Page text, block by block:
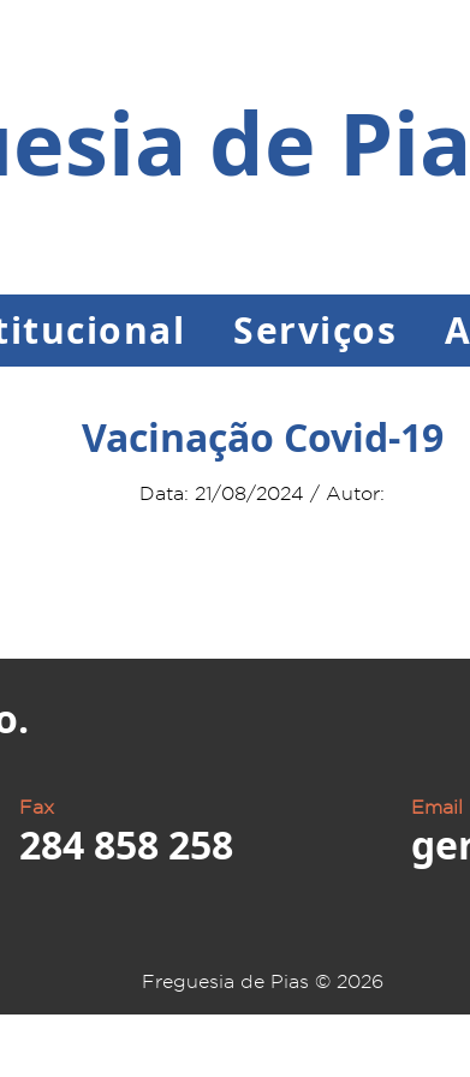
de
Serviços
Vacinação Covid-19
Data: 21/08/2024 / Autor:
Fax
284 858 258
Email
Freguesia de Pias © 2026